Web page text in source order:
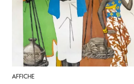
AFFICHE